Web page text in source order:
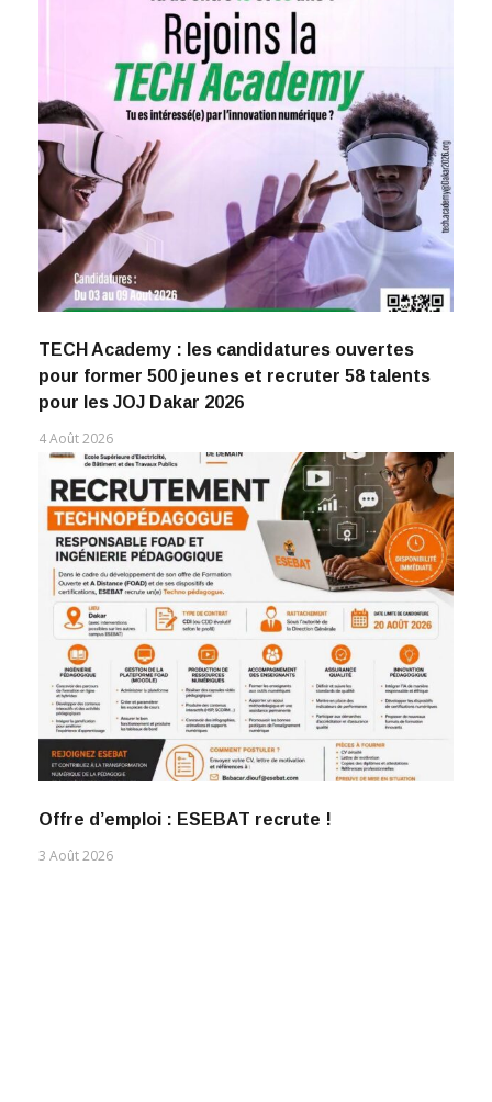
TECH Academy : les candidatures ouvertes
pour former 500 jeunes et recruter 58 talents
pour les JOJ Dakar 2026
4 Août 2026
Offre d’emploi : ESEBAT recrute !
3 Août 2026